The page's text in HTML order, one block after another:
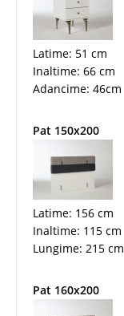
Latime: 51 cm
Inaltime: 66 cm
Adancime: 46cm
Pat 150x200
Latime: 156 cm
Inaltime: 115 cm
Lungime: 215 cm
Pat 160x200